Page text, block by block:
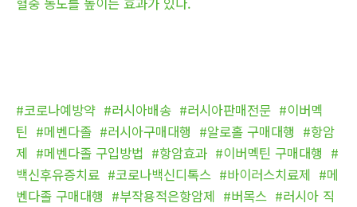
#코로나예방약 #러시아배송 #러시아판매전문 #이버멕
틴 #메벤다졸 #러시아구매대행 #알로홀 구매대행 #항암
제 #메벤다졸 구입방법 #항암효과 #이버멕틴 구매대행 #
백신후유증치료 #코로나백신디톡스 #바이러스치료제 #메
벤다졸 구매대행 #부작용적은항암제 #버목스 #러시아 직